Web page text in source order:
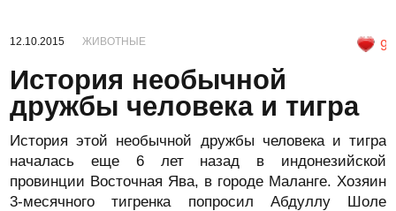
12.10.2015 ЖИВОТНЫЕ 9
История необычной
дружбы человека и тигра
История этой необычной дружбы человека и тигра
началась еще 6 лет назад в индонезийской
провинции Восточная Ява, в городе Маланге. Хозяин
3-месячного тигренка попросил Абдуллу Шоле